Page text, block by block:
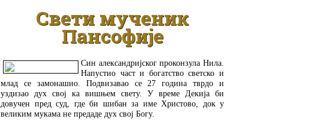
Свети мученик
Пансофије
Син александријског проконзула Нила.
Напустио част и богатство светско и
млад се замонашио. Подвизавао се 27 година тврдо и
уздизао дух свој ка вишњем свету. У време Декија би
довучен пред суд, где би шибан за име Христово, док у
великим мукама не предаде дух свој Богу.